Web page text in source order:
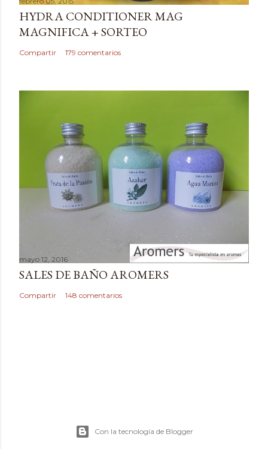
r
u
n
c
o
HYDRA CONDITIONER MAG
MAGNIFICA + SORTEO
Compartir 179 comentarios
mayo 12, 2016
SALES DE BAÑO AROMERS
Compartir 148 comentarios
Con la tecnología de Blogger